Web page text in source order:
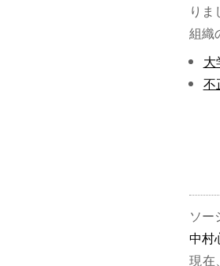
り
組織
大
不
ソー
中村
現在